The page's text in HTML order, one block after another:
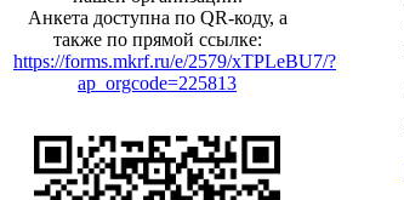
Анкета доступна по QR-коду, а
также по прямой ссылке:
https://forms.mkrf.ru/e/2579/xTPLeBU7/?
ap_orgcode=225813